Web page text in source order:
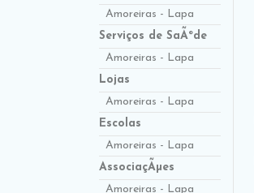
Amoreiras - Lapa
Serviços de SaÃºde
Amoreiras - Lapa
Lojas
Amoreiras - Lapa
Escolas
Amoreiras - Lapa
AssociaçÃµes
Amoreiras - Lapa